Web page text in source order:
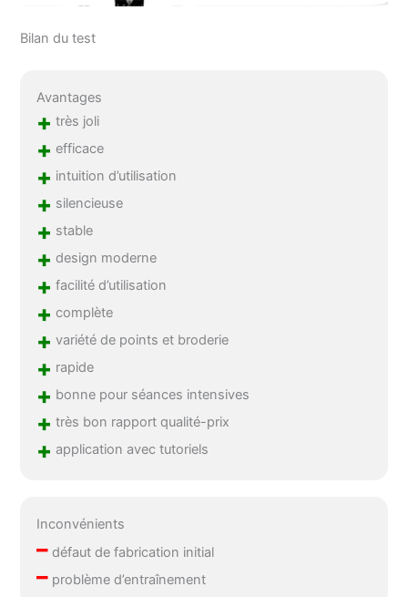
Bilan du test
Avantages
+ très joli
+ efficace
+ intuition d’utilisation
+ silencieuse
+ stable
+ design moderne
+ facilité d’utilisation
+ complète
+ variété de points et broderie
+ rapide
+ bonne pour séances intensives
+ très bon rapport qualité-prix
+ application avec tutoriels
Inconvénients
– défaut de fabrication initial
– problème d’entraînement